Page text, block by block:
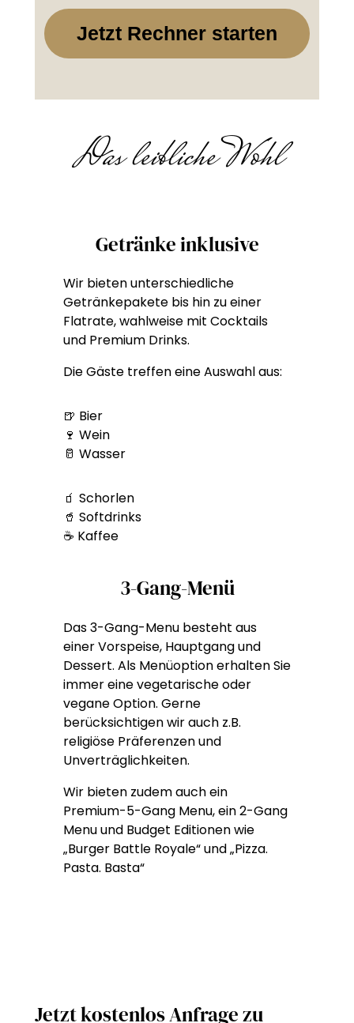
Jetzt Rechner starten
Das leibliche Wohl
Getränke inklusive
Wir bieten unterschiedliche
Getränkepakete bis hin zu einer
Flatrate, wahlweise mit Cocktails
und Premium Drinks.
Die Gäste treffen eine Auswahl aus:
🍺 Bier
🍷 Wein
🥛 Wasser
🧃 Schorlen
🥤 Softdrinks
☕ Kaffee
3-Gang-Menü
Das 3-Gang-Menu besteht aus
einer Vorspeise, Hauptgang und
Dessert. Als Menüoption erhalten Sie
immer eine vegetarische oder
vegane Option. Gerne
berücksichtigen wir auch z.B.
religiöse Präferenzen und
Unverträglichkeiten.
Wir bieten zudem auch ein
Premium-5-Gang Menu, ein 2-Gang
Menu und Budget Editionen wie
„Burger Battle Royale“ und „Pizza.
Pasta. Basta“
Jetzt kostenlos Anfrage zu